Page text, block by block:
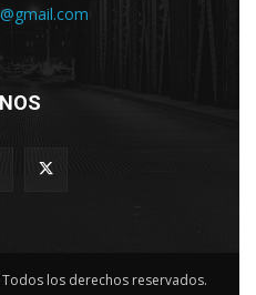
los derechos reservados.